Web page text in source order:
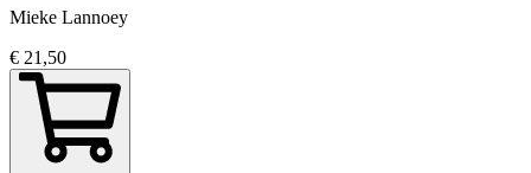
Mieke Lannoey
€ 21,50